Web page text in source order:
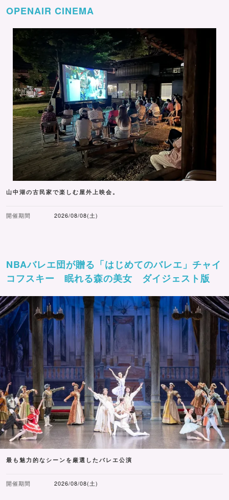
OPENAIR CINEMA
山中湖の古民家で楽しむ屋外上映会。
開催期間 2026/08/08(土)
NBAバレエ団が贈る「はじめてのバレエ」チャイ
コフスキー 眠れる森の美女 ダイジェスト版
最も魅力的なシーンを厳選したバレエ公演
開催期間 2026/08/08(土)